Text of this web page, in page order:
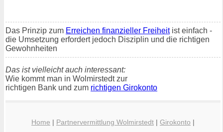
Das Prinzip zum Erreichen finanzieller Freiheitist einfach -
die Umsetzung erfordert jedoch Disziplin und die richtigen
Gewohnheiten
Das ist vielleicht auch interessant:
Wie kommt man in Wolmirstedt zur
richtigen Bank und zum richtigen Girokonto
Home | Partnervermittlung Wolmirstedt | Girokonto |